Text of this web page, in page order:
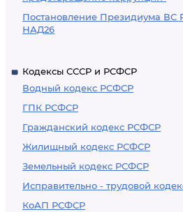
Постановление Президиума ВС
НАД26
Кодексы СССР и РСФСР
Водный кодекс РСФСР
ГПК РСФСР
Гражданский кодекс РСФСР
Жилищный кодекс РСФСР
Земельный кодекс РСФСР
Исправительно - трудовой
КоАП РСФСР